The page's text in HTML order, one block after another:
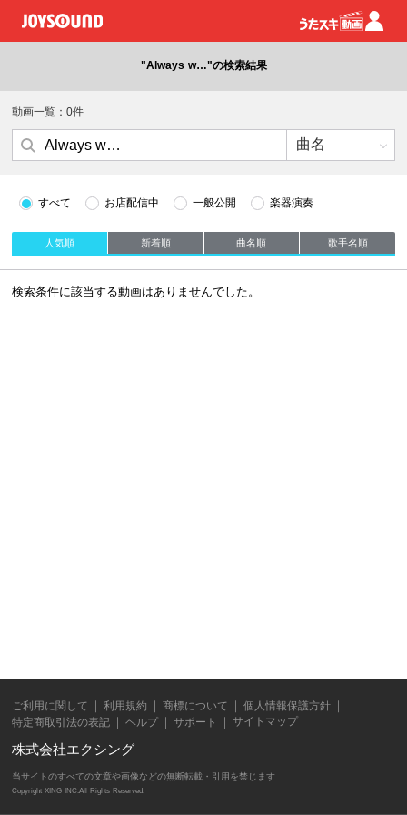
"Always w…"の検索結果
動画一覧：0件
すべて お店配信中 一般公開 楽器演奏
人気順 新着順 曲名順 歌手名順
検索条件に該当する動画はありませんでした。
ご利用に関して 利用規約 商標について
個人情報保護方針
特定商取引法の表記
ヘルプ サポート サイトマップ
株式会社エクシング
当サイトのすべての文章や画像などの無断転載・引用を禁じます
Copyright XING INC.All Rights Reserved.